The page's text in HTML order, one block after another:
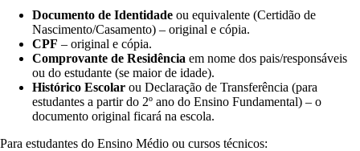
Documento de Identidade ou equivalente (Certidão de
Nascimento/Casamento) – original e cópia.
CPF – original e cópia.
Comprovante de Residência em nome dos pais/responsáveis
ou do estudante (se maior de idade).
Histórico Escolar ou Declaração de Transferência (para
estudantes a partir do 2º ano do Ensino Fundamental) – o
documento original ficará na escola.
Para estudantes do Ensino Médio ou cursos técnicos: